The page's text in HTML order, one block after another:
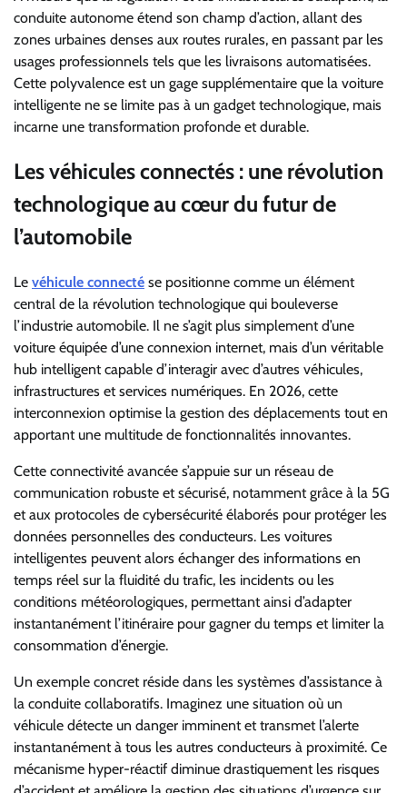
conduite autonome étend son champ d’action, allant des
zones urbaines denses aux routes rurales, en passant par les
usages professionnels tels que les livraisons automatisées.
Cette polyvalence est un gage supplémentaire que la voiture
intelligente ne se limite pas à un gadget technologique, mais
incarne une transformation profonde et durable.
Les véhicules connectés : une révolution
technologique au cœur du futur de
l’automobile
Le véhicule connecté se positionne comme un élément
central de la révolution technologique qui bouleverse
l’industrie automobile. Il ne s’agit plus simplement d’une
voiture équipée d’une connexion internet, mais d’un véritable
hub intelligent capable d’interagir avec d’autres véhicules,
infrastructures et services numériques. En 2026, cette
interconnexion optimise la gestion des déplacements tout en
apportant une multitude de fonctionnalités innovantes.
Cette connectivité avancée s’appuie sur un réseau de
communication robuste et sécurisé, notamment grâce à la 5G
et aux protocoles de cybersécurité élaborés pour protéger les
données personnelles des conducteurs. Les voitures
intelligentes peuvent alors échanger des informations en
temps réel sur la fluidité du trafic, les incidents ou les
conditions météorologiques, permettant ainsi d’adapter
instantanément l’itinéraire pour gagner du temps et limiter la
consommation d’énergie.
Un exemple concret réside dans les systèmes d’assistance à
la conduite collaboratifs. Imaginez une situation où un
véhicule détecte un danger imminent et transmet l’alerte
instantanément à tous les autres conducteurs à proximité. Ce
mécanisme hyper-réactif diminue drastiquement les risques